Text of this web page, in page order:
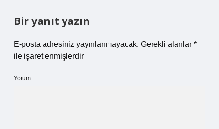
Bir yanıt yazın
E-posta adresiniz yayınlanmayacak. Gerekli alanlar *
ile işaretlenmişlerdir
Yorum